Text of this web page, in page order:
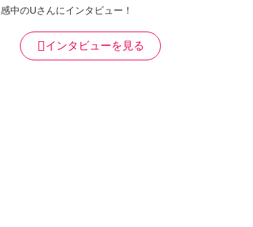
感中のUさんにインタビュー！
インタビューを見る